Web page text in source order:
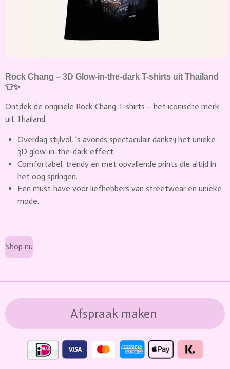
Rock Chang – 3D Glow-in-the-dark T-shirts uit Thailand
👕✨
Ontdek de originele Rock Chang T-shirts – het iconische merk
uit Thailand.
Overdag stijlvol, ’s avonds spectaculair dankzij het unieke
3D glow-in-the-dark effect.
Comfortabel, trendy en met opvallende prints die altijd in
het oog springen.
Een must-have voor liefhebbers van streetwear en unieke
mode.
Shop nu
Afspraak maken